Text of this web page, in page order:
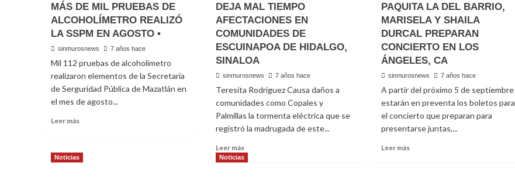
MÁS DE MIL PRUEBAS DE
ALCOHOLÍMETRO REALIZÓ
LA SSPM EN AGOSTO •
sinmurosnews 7 años hace
Mil 112 pruebas de alcoholímetro
realizaron elementos de la Secretaría
de Serguridad Pública de Mazatlán en
el mes de agosto...
Leer más
MÁS
DE
DEJA MAL TIEMPO
AFECTACIONES EN
COMUNIDADES DE
ESCUINAPOA DE HIDALGO,
SINALOA
sinmurosnews 7 años hace
Teresita Rodríguez Causa daños a
comunidades como Copales y
Palmillas la tormenta eléctrica que se
registró la madrugada de este...
Leer más
more
PAQUITA LA DEL BARRIO,
MARISELA Y SHAILA
DURCAL PREPARAN
CONCIERTO EN LOS
ÁNGELES, CA
sinmurosnews 7 años hace
A partir del próximo 5 de septiembre
estarán en preventa los boletos para
el concierto que preparan para
presentarse juntas,...
Leer másRead
Noticias Noticias